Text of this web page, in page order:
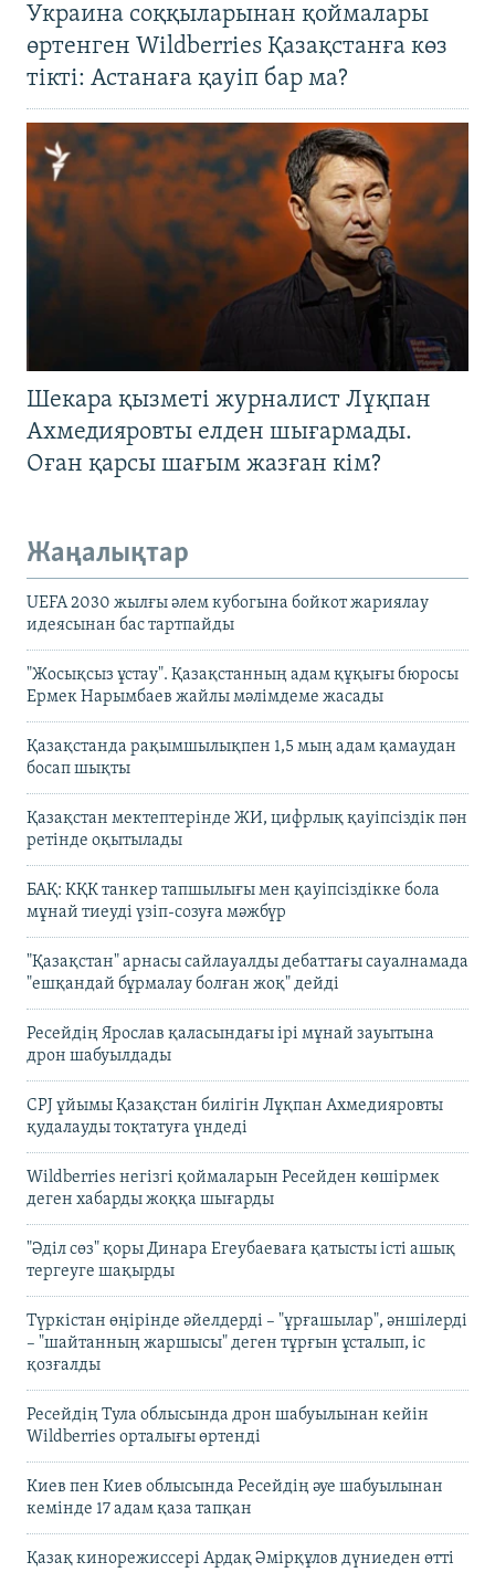
Украина соққыларынан қоймалары
өртенген Wildberries Қазақстанға көз
тікті: Астанаға қауіп бар ма?
Шекара қызметі журналист Лұқпан
Ахмедияровты елден шығармады.
Оған қарсы шағым жазған кім?
Жаңалықтар
UEFA 2030 жылғы әлем кубогына бойкот жариялау
идеясынан бас тартпайды
"Жосықсыз ұстау". Қазақстанның адам құқығы бюросы
Ермек Нарымбаев жайлы мәлімдеме жасады
Қазақстанда рақымшылықпен 1,5 мың адам қамаудан
босап шықты
Қазақстан мектептерінде ЖИ, цифрлық қауіпсіздік пән
ретінде оқытылады
БАҚ: КҚК танкер тапшылығы мен қауіпсіздікке бола
мұнай тиеуді үзіп-созуға мәжбүр
"Қазақстан" арнасы сайлауалды дебаттағы сауалнамада
"ешқандай бұрмалау болған жоқ" дейді
Ресейдің Ярослав қаласындағы ірі мұнай зауытына
дрон шабуылдады
CPJ ұйымы Қазақстан билігін Лұқпан Ахмедияровты
қудалауды тоқтатуға үндеді
Wildberries негізгі қоймаларын Ресейден көшірмек
деген хабарды жоққа шығарды
"Әділ сөз" қоры Динара Егеубаеваға қатысты істі ашық
тергеуге шақырды
Түркістан өңірінде әйелдерді – "ұрғашылар", әншілерді
– "шайтанның жаршысы" деген тұрғын ұсталып, іс
қозғалды
Ресейдің Тула облысында дрон шабуылынан кейін
Wildberries орталығы өртенді
Киев пен Киев облысында Ресейдің әуе шабуылынан
кемінде 17 адам қаза тапқан
Қазақ кинорежиссері Ардақ Әмірқұлов дүниеден өтті